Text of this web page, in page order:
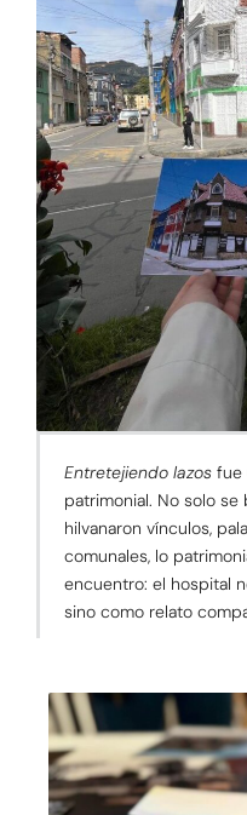
Entretejiendo lazos fue
patrimonial. No solo
hilvanaron vínculos,
comunales, lo
encuentro: el hospital
sino como relato